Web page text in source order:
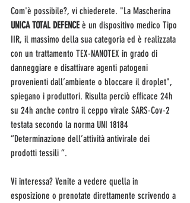
Com'è possibile?, vi chiederete. "La Mascherina
UNICA TOTAL DEFENCE è un dispositivo medico Tipo
IIR, il massimo della sua categoria ed è realizzata
con un trattamento TEX-NANOTEX in grado di
danneggiare e disattivare agenti patogeni
provenienti dall’ambiente o bloccare il droplet",
spiegano i produttori. Risulta perciò efficace 24h
su 24h anche contro il ceppo virale SARS-Cov-2
testata secondo la norma UNI 18184
“Determinazione dell’attività antivirale dei
prodotti tessili “.
Vi interessa? Venite a vedere quella in
esposizione o prenotate direttamente scrivendo a